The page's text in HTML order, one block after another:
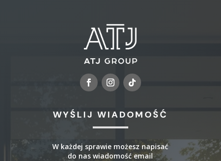
WYŚLIJ WIADOMOŚĆ
W każdej sprawie możesz napisać
do nas wiadomość email